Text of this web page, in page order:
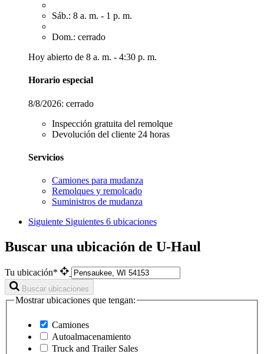
Sáb.: 8 a. m. - 1 p. m.
Dom.: cerrado
Hoy abierto de 8 a. m. - 4:30 p. m.
Horario especial
8/8/2026: cerrado
Inspección gratuita del remolque
Devolución del cliente 24 horas
Servicios
Camiones para mudanza
Remolques y remolcado
Suministros de mudanza
Siguiente Siguientes 6 ubicaciones
Buscar una ubicación de U-Haul
Tu ubicación*
Buscar ubicaciones
Mostrar ubicaciones que tengan:
Camiones
Autoalmacenamiento
Truck and Trailer Sales